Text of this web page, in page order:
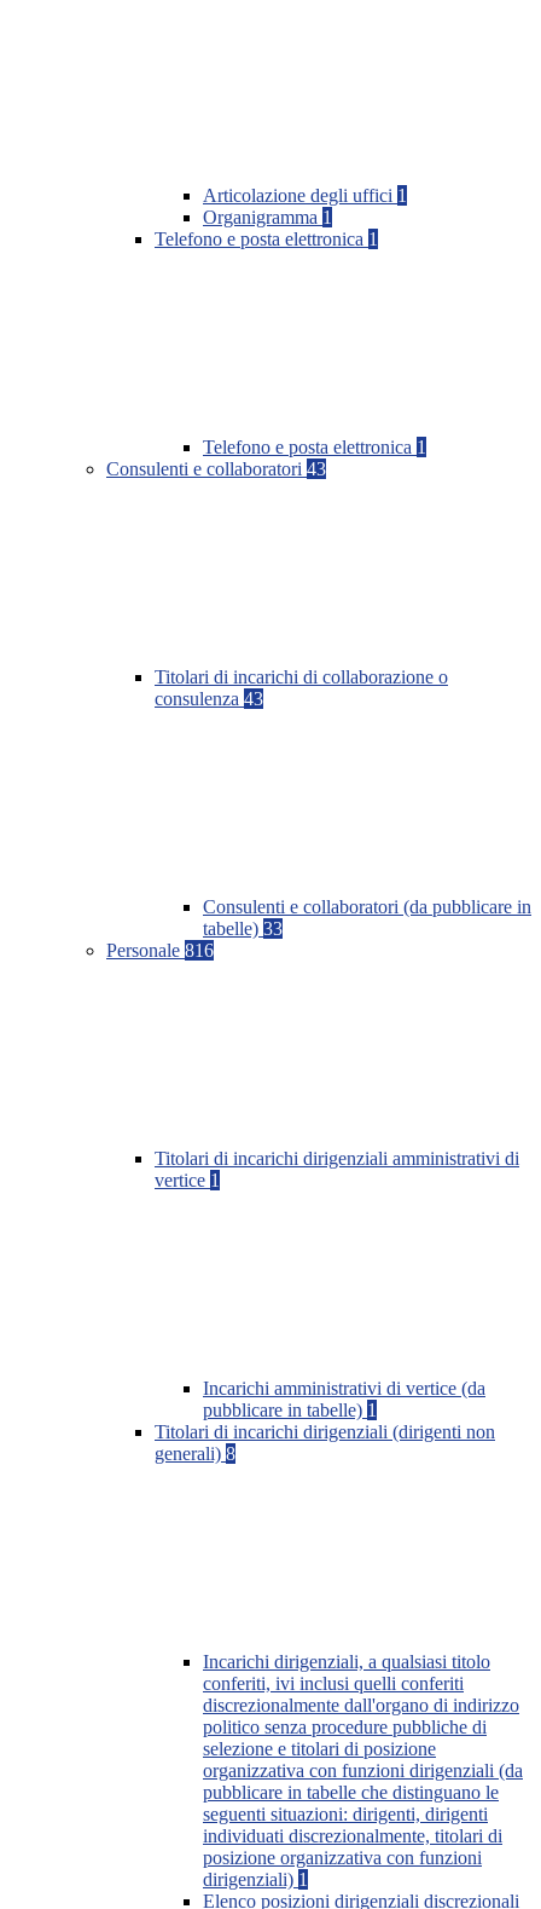
Articolazione degli uffici 1
Organigramma 1
Telefono e posta elettronica 1
Telefono e posta elettronica 1
Consulenti e collaboratori 43
Titolari di incarichi di collaborazione o
consulenza 43
Consulenti e collaboratori (da pubblicare in
tabelle) 33
Personale 816
Titolari di incarichi dirigenziali amministrativi di
vertice 1
Incarichi amministrativi di vertice (da
pubblicare in tabelle) 1
Titolari di incarichi dirigenziali (dirigenti non
generali) 8
Incarichi dirigenziali, a qualsiasi titolo
conferiti, ivi inclusi quelli conferiti
discrezionalmente dall'organo di indirizzo
politico senza procedure pubbliche di
selezione e titolari di posizione
organizzativa con funzioni dirigenziali (da
pubblicare in tabelle che distinguano le
seguenti situazioni: dirigenti, dirigenti
individuati discrezionalmente, titolari di
posizione organizzativa con funzioni
dirigenziali) 1
Elenco posizioni dirigenziali discrezionali